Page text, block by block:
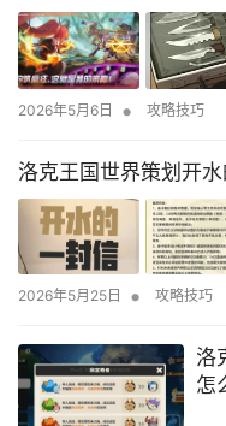
2026年5月6日 • 攻略技巧
洛克王国世界策划开
2026年5月25日 • 攻略技巧
洛
怎